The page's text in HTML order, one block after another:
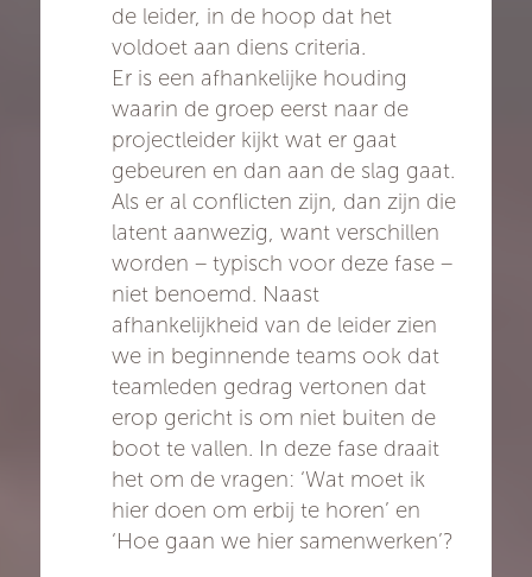
de leider, in de hoop dat het
voldoet aan diens criteria.
Er is een afhankelijke houding
waarin de groep eerst naar de
projectleider kijkt wat er gaat
gebeuren en dan aan de slag gaat.
Als er al conflicten zijn, dan zijn die
latent aanwezig, want verschillen
worden – typisch voor deze fase –
niet benoemd. Naast
afhankelijkheid van de leider zien
we in beginnende teams ook dat
teamleden gedrag vertonen dat
erop gericht is om niet buiten de
boot te vallen. In deze fase draait
het om de vragen: ‘Wat moet ik
hier doen om erbij te horen’ en
‘Hoe gaan we hier samenwerken’?